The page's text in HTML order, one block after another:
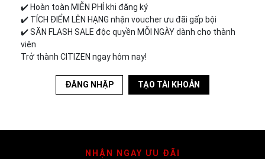
✔️︎ Hoàn toàn MIỄN PHÍ khi đăng ký
✔️︎ TÍCH ĐIỂM LÊN HẠNG nhận voucher ưu đãi gấp bội
✔️︎ SĂN FLASH SALE độc quyền MỖI NGÀY dành cho thành
viên
Trở thành CITIZEN ngay hôm nay!
ĐĂNG NHẬP TẠO TÀI KHOẢN
NHẬN NGAY ƯU ĐÃI